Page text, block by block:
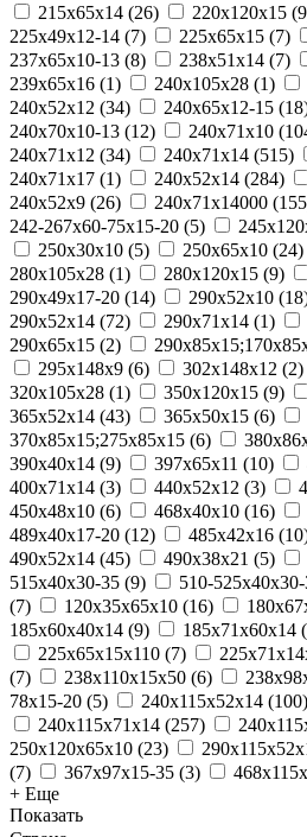
215х65х14 (26) 220x120x15 (9
225x49x12-14 (7) 225х65х15 (7)
237x65x10-13 (8) 238х51х14 (7)
239х65х16 (1) 240x105x28 (1)
240x52x12 (34) 240x65x12-15 (18
240x70x10-13 (12) 240x71x10 (
240x71x12 (34) 240x71x14 (515)
240x71x17 (1) 240х52х14 (284)
240х52х9 (26) 240х71х14000 (155
242-267x60-75x15-20 (5)
250x30x10 (5) 250x65x10 (24)
280x105x28 (1) 280x120x15 (9)
290x49x17-20 (14) 290x52x10 (18
290x52x14 (72) 290x71x14 (1)
290х65х15 (2)
295х148х9 (6) 302х148х12 (2)
320x105x28 (1) 350x120x15 (9)
365x52x14 (43) 365х50х15 (6)
370х85х15;275х85х15 (6)
390x40x14 (9) 397x65x11 (10)
400х71х14 (3) 440x52x12 (3)
450x48x10 (6) 468x40x10 (16)
489x40x17-20 (12) 485х42х16 (10
490x52x14 (45) 490х38х21 (5)
515x40x30-35 (9) 510-
(7) 120x35x65x10 (16)
185x60x40x14 (9) 185х71х60х14 (
225х65х15х110 (7)
(7) 238х110х15х50 (6)
78x15-20 (5) 240x115x52x14 (100)
240x115x71x14 (257)
250x120x65x10 (23)
(7) 367x97x15-35 (3)
+ Еще
Показать